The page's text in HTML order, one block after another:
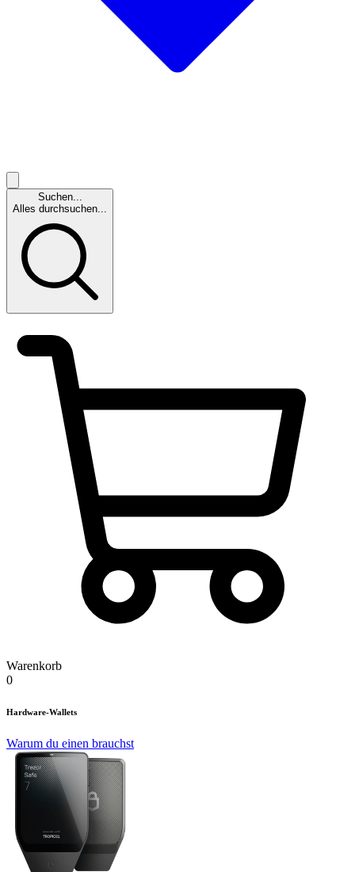
Suchen...
Alles durchsuchen...
Warenkorb
0
Hardware-Wallets
Warum du einen brauchst